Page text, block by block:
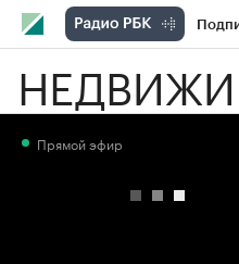
РБК
Прямой эфир